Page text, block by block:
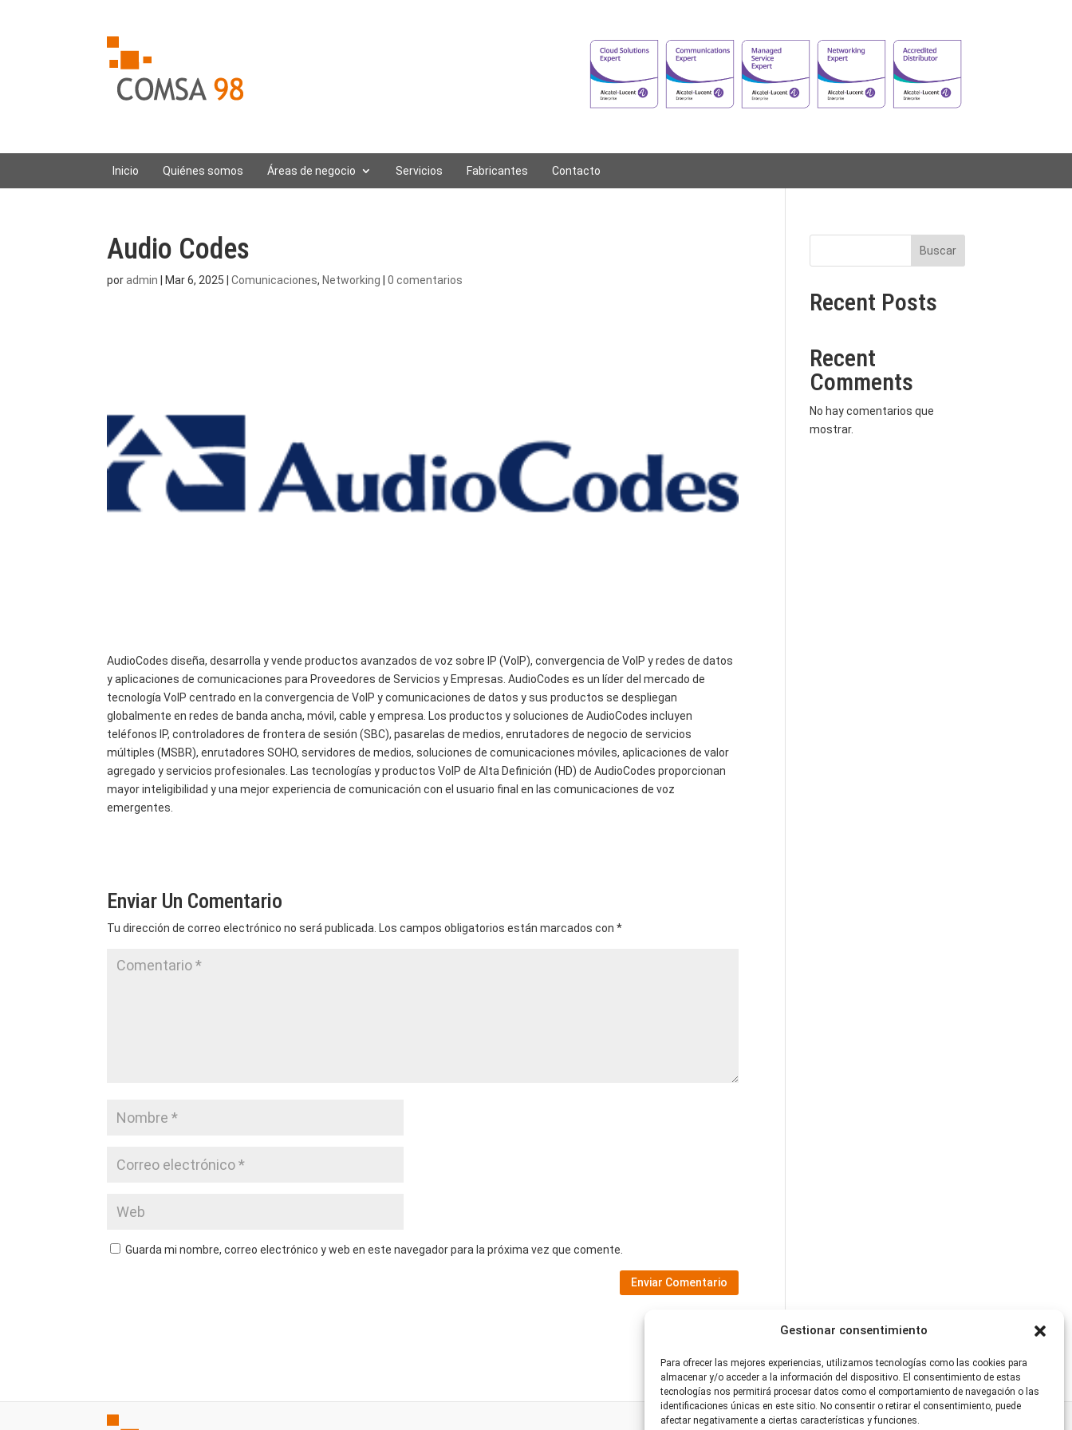
Gestionar consentimiento
Para ofrecer las mejores experiencias, utilizamos tecnologías como las cookies para
almacenar y/o acceder a la información del dispositivo. El consentimiento de estas
tecnologías nos permitirá procesar datos como el comportamiento de navegación o las
identificaciones únicas en este sitio. No consentir o retirar el consentimiento, puede
afectar negativamente a ciertas características y funciones.
Inicio Quiénes somos Áreas de negocio Servicios Fabricantes Contacto
Audio Codes
poradmin Mar 6, 2025 |Comunicaciones, Networking |0 comentarios
AudioCodes diseña, desarrolla y vende productos avanzados de voz sobre IP (VoIP), convergencia de VoIP y redes de datos
y aplicaciones de comunicaciones para Proveedores de Servicios y Empresas. AudioCodes es un líder del mercado de
tecnología VoIP centrado en la convergencia de VoIP y comunicaciones de datos y sus productos se despliegan
globalmente en redes de banda ancha, móvil, cable y empresa. Los productos y soluciones de AudioCodes incluyen
teléfonos IP, controladores de frontera de sesión (SBC), pasarelas de medios, enrutadores de negocio de servicios
múltiples (MSBR), enrutadores SOHO, servidores de medios, soluciones de comunicaciones móviles, aplicaciones de valor
agregado y servicios profesionales. Las tecnologías y productos VoIP de Alta Definición (HD) de AudioCodes proporcionan
mayor inteligibilidad y una mejor experiencia de comunicación con el usuario final en las comunicaciones de voz
emergentes.
Enviar Un Comentario
Tu dirección de correo electrónico no será publicada. Los campos obligatorios están marcados con*
Guarda mi nombre, correo electrónico y web en este navegador para la próxima vez que comente.
Buscar
Recent Posts
Recent
Comments
No hay comentarios que
mostrar.